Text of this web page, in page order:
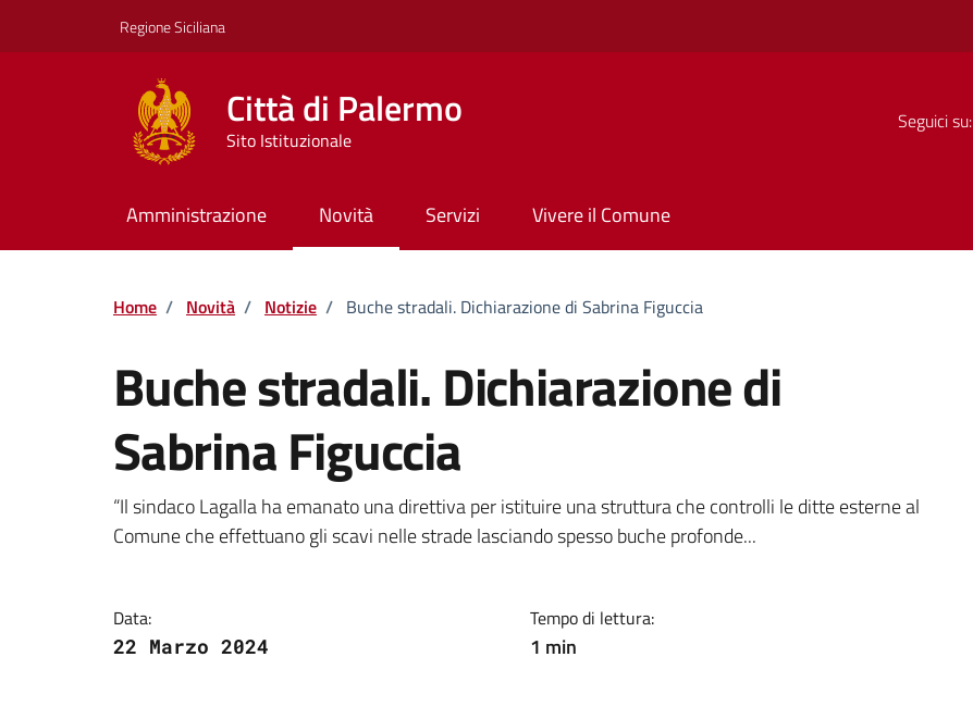
Regione Siciliana
Città di Palermo
Sito Istituzionale
Seguici su:
Amministrazione Novità Servizi Vivere il Comune
Home / Novità / Notizie / Buche stradali. Dichiarazione di Sabrina Figuccia
Buche stradali. Dichiarazione di
Sabrina Figuccia
Dettagli della notizia
“Il sindaco Lagalla ha emanato una direttiva per istituire una struttura che controlli le ditte esterne al
Comune che effettuano gli scavi nelle strade lasciando spesso buche profonde...
Data:
22 Marzo 2024
Tempo di lettura:
1 min